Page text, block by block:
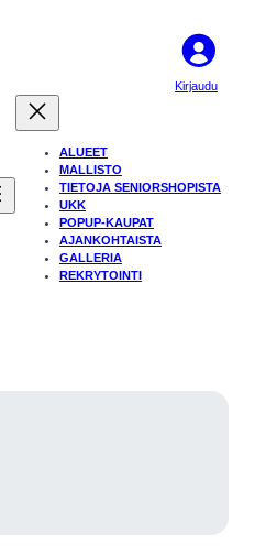
Kirjaudu
ALUEET
MALLISTO
TIETOJA SENIORSHOPISTA
UKK
POPUP-KAUPAT
AJANKOHTAISTA
GALLERIA
REKRYTOINTI